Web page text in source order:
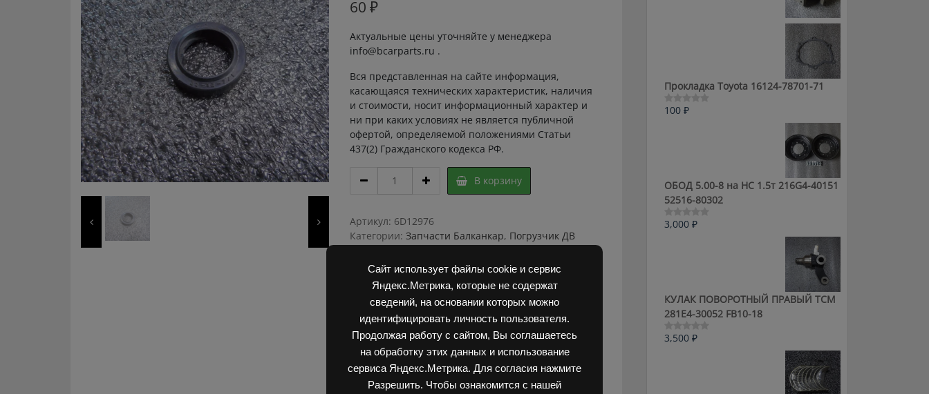
Сайт использует файлы cookie и сервис
Яндекс.Метрика, которые не содержат
сведений, на основании которых можно
идентифицировать личность пользователя.
Продолжая работу с сайтом, Вы соглашаетесь
на обработку этих данных и использование
сервиса Яндекс.Метрика. Для согласия нажмите
Разрешить. Чтобы ознакомится с нашей
60 ₽
Актуальные цены уточняйте у менеджера
info@bcarparts.ru .
Вся представленная на сайте информация,
касающаяся технических характеристик, наличия
и стоимости, носит информационный характер и
ни при каких условиях не является публичной
офертой, определяемой положениями Статьи
437(2) Гражданского кодекса РФ.
22х32А
В корзину
Артикул: 6D12976
Категории: Запчасти Балканкар, Погрузчик ДВ
Прокладка Toyota 16124-78701-71
Оценка
100 ₽
ОБОД 5.00-8 на HC 1.5т 216G4-40151
52516-80302
Оценка
3,000 ₽
КУЛАК ПОВОРОТНЫЙ ПРАВЫЙ ТСМ
281E4-30052 FB10-18
Оценка
3,500 ₽